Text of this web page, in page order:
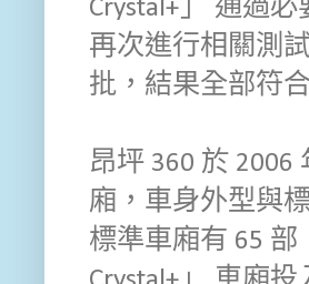
Crystal+」 通過
再次進行相關測
批，結果全部符
昂坪 360 於
廂，車身外型與
標準車廂有 65